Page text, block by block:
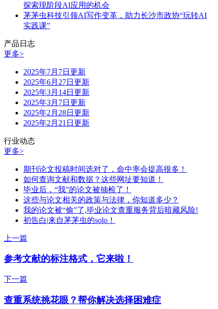
探索现阶段AI应用的机会
茅茅虫科技引领AI写作变革，助力长沙市政协“玩转AI
实践课”
产品日志
更多>
2025年7月7日更新
2025年6月27日更新
2025年3月14日更新
2025年3月7日更新
2025年2月28日更新
2025年2月21日更新
行业动态
更多>
期刊论文投稿时间选对了，命中率会提高很多！
如何查询文献和数据？这些网址要知道！
毕业后，“我”的论文被抽检了！
这些与论文相关的政策与法律，你知道多少？
我的论文被“偷”了,毕业论文查重服务背后暗藏风险!
初告白|来自茅茅虫的solo！
上一篇
参考文献的标注格式，它来啦！
下一篇
查重系统挑花眼？帮你解决选择困难症